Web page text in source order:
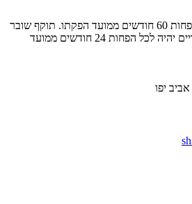
תוקף שובר כספי הינו לכל הפחות 60 חודשים ממועד הפקתו. תוקף שובר
לרכישת מוצר או שירות מסויים יהיה לכל הפחות 24 חודשים ממועד